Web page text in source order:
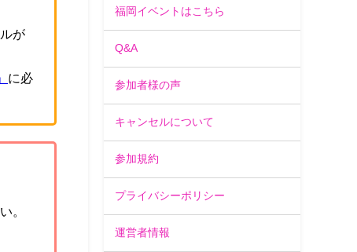
が
に必
。
福岡イベントはこちら
Q&A
参加者様の声
キャンセルについて
参加規約
プライバシーポリシー
運営者情報